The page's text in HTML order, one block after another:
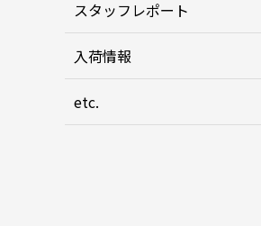
スタッフレポート
入荷情報
etc.